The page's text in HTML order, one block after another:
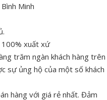
Minh
100% xuất xứ
trăm ngàn khách hàng trên
sự ủng hộ của một số khách
hàng với giá rẻ nhất. Đảm